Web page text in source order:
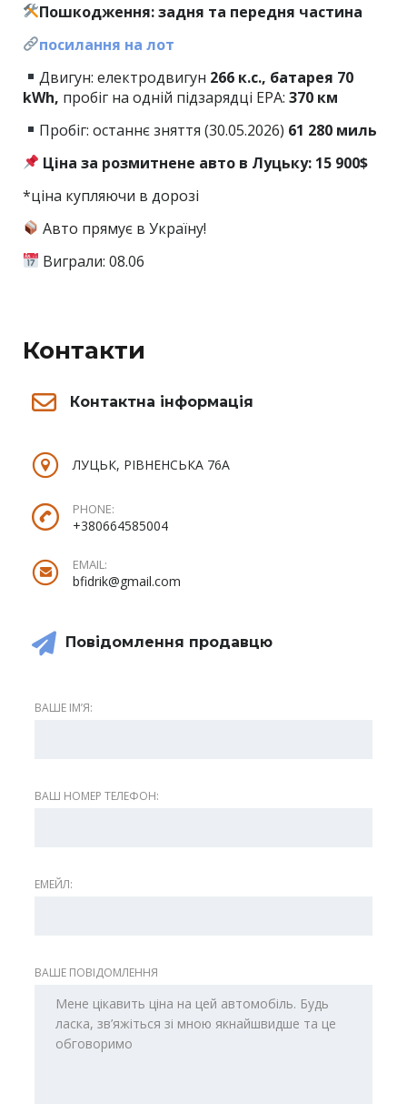
Пошкодження: задня та передня частина
посилання на лот
Двигун: електродвигун 266 к.с., батарея 70
kWh, пробіг на одній підзарядці EPA: 370 км
Пробіг: останнє зняття (30.05.2026) 61 280 миль
Ціна за розмитнене авто в Луцьку: 15 900$
*ціна купляючи в дорозі
Авто прямує в Україну!
Виграли: 08.06
Контакти
Контактна інформація
ЛУЦЬК, РІВНЕНСЬКА 76А
PHONE:
+380664585004
EMAIL:
bfidrik@gmail.com
Повідомлення продавцю
ВАШЕ ІМʼЯ:
ВАШ НОМЕР ТЕЛЕФОН:
ЕМЕЙЛ:
ВАШЕ ПОВІДОМЛЕННЯ